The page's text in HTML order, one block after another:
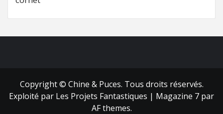
Copyright © Chine & Puces. Tous droits réservés.
Exploité par Les Projets Fantastiques | Magazine 7 par
AF themes.